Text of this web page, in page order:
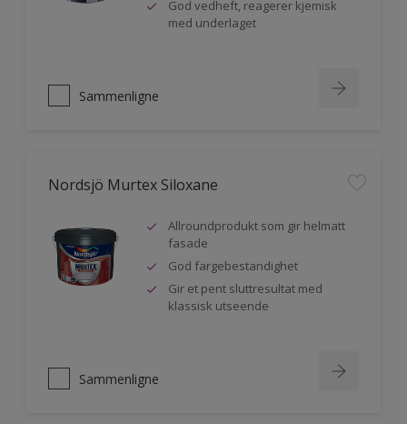
God vedheft, reagerer kjemisk
med underlaget
Sammenligne
Nordsjö Murtex Siloxane
Allroundprodukt som gir helmatt
fasade
God fargebestandighet
Gir et pent sluttresultat med
klassisk utseende
Sammenligne